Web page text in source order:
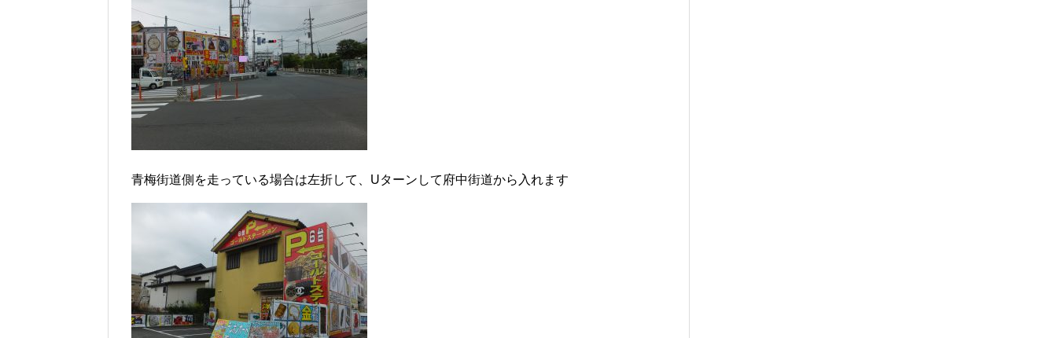
青梅街道側を走っている場合は左折して、Uターンして府中街道から入れます